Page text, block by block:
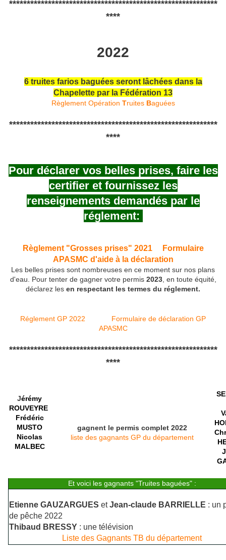
***********************************************************
****
2022
6 truites farios baguées seront lâchées dans la
Chapelette par la Fédération 13
Règlement Opération Truites Baguées
***********************************************************
****
Pour déclarer vos belles prises, faire les
certifier et fournissez les
renseignements demandés par le
réglement:
Règlement "Grosses prises" 2021
Formulaire
APASMC d'aide à la déclaration
Les belles prises sont nombreuses en ce moment sur nos plans
d'eau. Pour tenter de gagner votre permis 2023, en toute équité,
déclarez les en respectant les termes du réglement.
Réglement GP 2022
Formulaire de déclaration GP
APASMC
***********************************************************
****
Jérémy
ROUVEYRE
Frédéric
MUSTO
Nicolas
MALBEC
gagnent le permis complet 2022
liste des gagnants GP du département
Et voici les gagnants "Truites baguées" :
Etienne GAUZARGUES etJean-claude BARRIELLE : un
de pêche 2022
Thibaud BRESSY : une télévision
Liste des Gagnants TB du département